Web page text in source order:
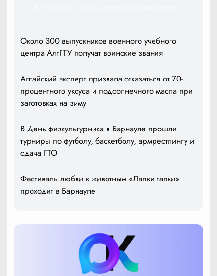
Около 300 выпускников военного учебного
центра АлтГТУ получат воинские звания
Алтайский эксперт призвала отказаться от 70-
процентного уксуса и подсолнечного масла при
заготовках на зиму
В День физкультурника в Барнауле прошли
турниры по футболу, баскетболу, армрестлингу и
сдача ГТО
Фестиваль любви к животным «Лапки тапки»
проходит в Барнауле